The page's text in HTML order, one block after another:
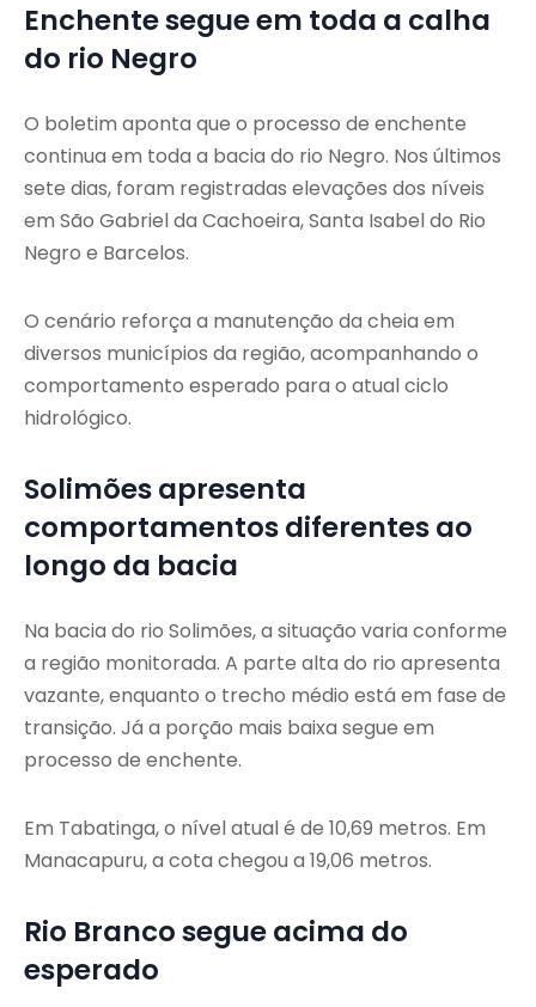
Enchente segue em toda a calha
do rio Negro
O boletim aponta que o processo de enchente
continua em toda a bacia do rio Negro. Nos últimos
sete dias, foram registradas elevações dos níveis
em São Gabriel da Cachoeira, Santa Isabel do Rio
Negro e Barcelos.
O cenário reforça a manutenção da cheia em
diversos municípios da região, acompanhando o
comportamento esperado para o atual ciclo
hidrológico.
Solimões apresenta
comportamentos diferentes ao
longo da bacia
Na bacia do rio Solimões, a situação varia conforme
a região monitorada. A parte alta do rio apresenta
vazante, enquanto o trecho médio está em fase de
transição. Já a porção mais baixa segue em
processo de enchente.
Em Tabatinga, o nível atual é de 10,69 metros. Em
Manacapuru, a cota chegou a 19,06 metros.
Rio Branco segue acima do
esperado